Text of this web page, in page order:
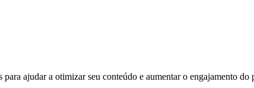
para ajudar a otimizar seu conteúdo e aumentar o engajamento do